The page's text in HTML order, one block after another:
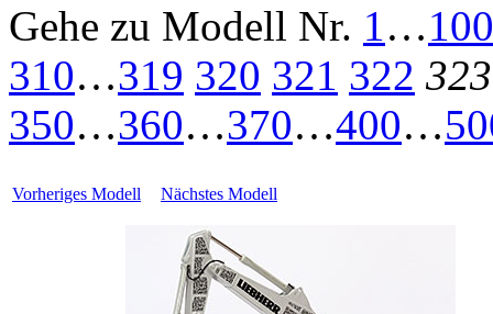
Gehe zu Modell Nr. 1…100
310…319 320 321 322 323
350…360…370…400…
Vorheriges Modell Nächstes Modell